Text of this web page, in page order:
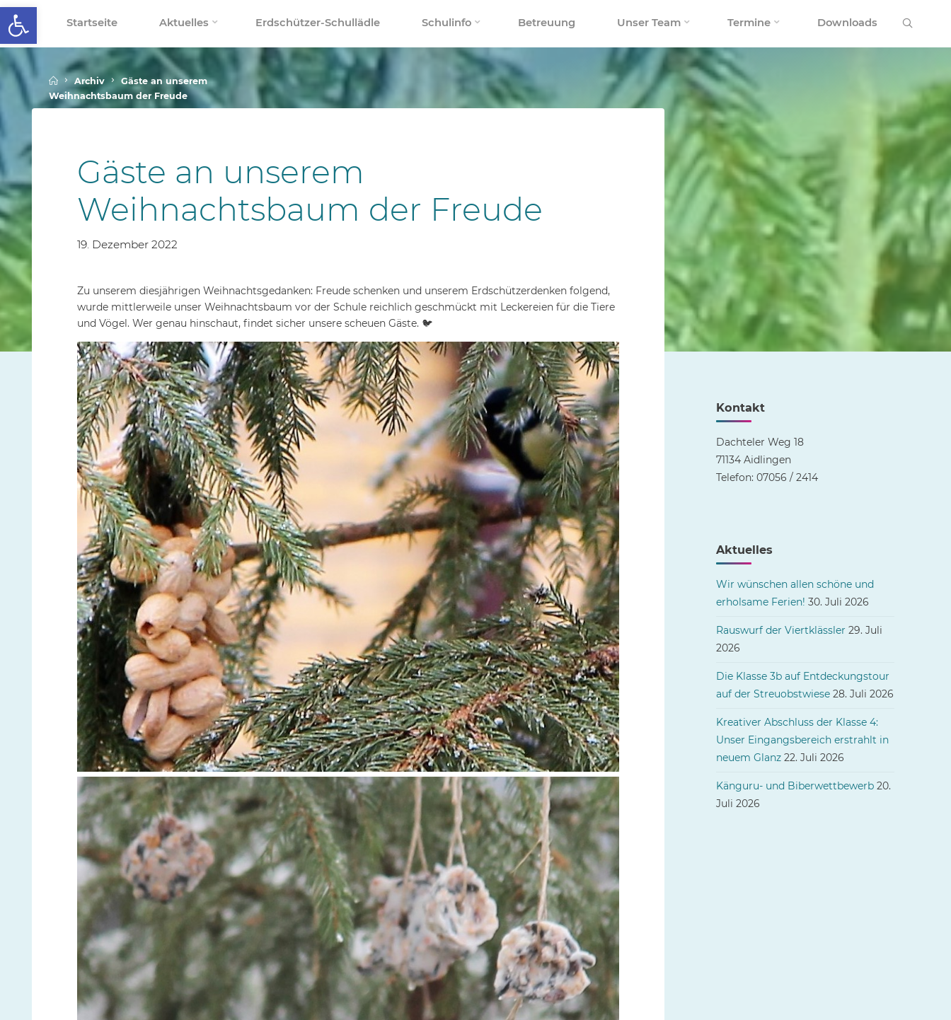
Werkzeugleiste öffnen
Skip
to
content
Startseite Aktuelles Erdschützer-Schullädle Schulinfo Betreuung Unser Team Termine Downloads
Home
Archiv
Gäste an unserem
Weihnachtsbaum der Freude
Gäste an unserem
Weihnachtsbaum der Freude
19. Dezember 2022
Zu unserem diesjährigen Weihnachtsgedanken: Freude schenken und unserem Erdschützerdenken folgend,
wurde mittlerweile unser Weihnachtsbaum vor der Schule reichlich geschmückt mit Leckereien für die Tiere
und Vögel. Wer genau hinschaut, findet sicher unsere scheuen Gäste. 🐦
Kontakt
Dachteler Weg 18
71134 Aidlingen
Telefon: 07056 / 2414
Aktuelles
Wir wünschen allen schöne und
erholsame Ferien! 30. Juli 2026
Rauswurf der Viertklässler 29. Juli
2026
Die Klasse 3b auf Entdeckungstour
auf der Streuobstwiese 28. Juli 2026
Kreativer Abschluss der Klasse 4:
Unser Eingangsbereich erstrahlt in
neuem Glanz 22. Juli 2026
Känguru- und Biberwettbewerb 20.
Juli 2026